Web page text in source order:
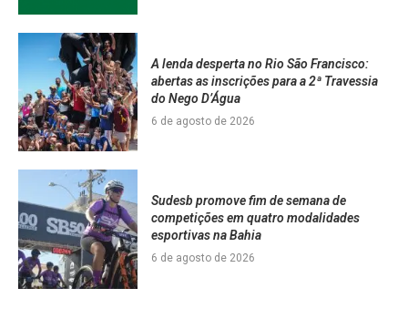
A lenda desperta no Rio São Francisco:
abertas as inscrições para a 2ª Travessia
do Nego D’Água
6 de agosto de 2026
Sudesb promove fim de semana de
competições em quatro modalidades
esportivas na Bahia
6 de agosto de 2026